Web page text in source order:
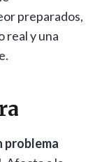
preparados,
real y una
problema